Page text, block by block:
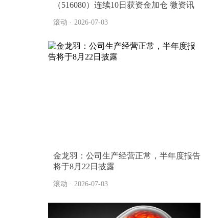
（516080）连续10日获资金加仓 微资讯
滚动 · 2026-07-03
金龙羽：公司生产经营正常，半年度报告
将于8月22日披露
滚动 · 2026-07-03